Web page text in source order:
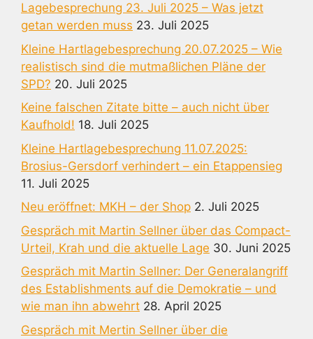
Lagebesprechung 23. Juli 2025 – Was jetzt
getan werden muss 23. Juli 2025
Kleine Hartlagebesprechung 20.07.2025 – Wie
realistisch sind die mutmaßlichen Pläne der
SPD? 20. Juli 2025
Keine falschen Zitate bitte – auch nicht über
Kaufhold! 18. Juli 2025
Kleine Hartlagebesprechung 11.07.2025:
Brosius-Gersdorf verhindert – ein Etappensieg
11. Juli 2025
Neu eröffnet: MKH – der Shop 2. Juli 2025
Gespräch mit Martin Sellner über das Compact-
Urteil, Krah und die aktuelle Lage 30. Juni 2025
Gespräch mit Martin Sellner: Der Generalangriff
des Establishments auf die Demokratie – und
wie man ihn abwehrt 28. April 2025
Gespräch mit Mertin Sellner über die